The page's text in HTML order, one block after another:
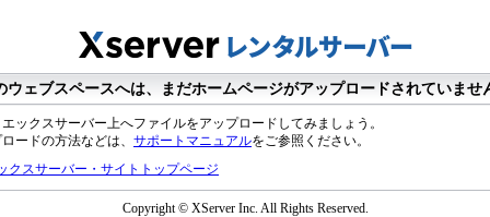
ウェブスペースへは、まだホームページがアップロードされていませ
ックスサーバー上へファイルをアップロードしてみましょう。
ードの方法などは、 サポートマニュアルをご参照ください。
クスサーバー・サイトトップページ
Copyright © XServer Inc. All Rights Reserved.